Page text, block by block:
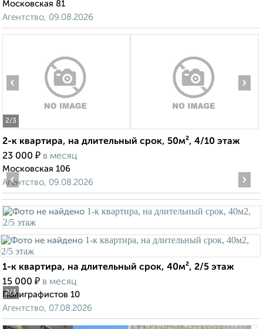
Московская 81
Агентство, 09.08.2026
2/3
‹ ›
2-к квартира, на длительный срок, 50м², 4/10 этаж
23 000 ₽ в месяц
Московская 106
Агентство, 09.08.2026
2/3
‹ ›
1-к квартира, на длительный срок, 40м², 2/5 этаж
15 000 ₽ в месяц
Полиграфистов 10
Агентство, 07.08.2026